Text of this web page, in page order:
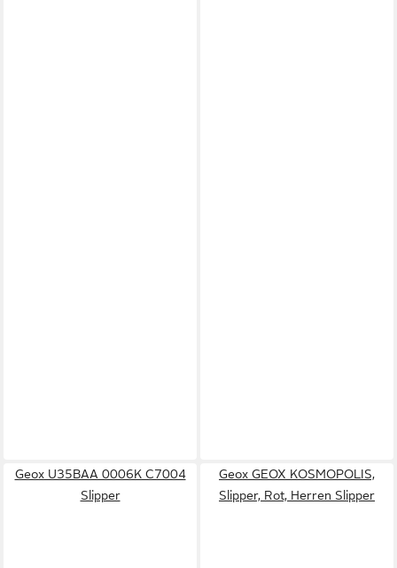
Geox U35BAA 0006K C7004
Slipper
Geox GEOX KOSMOPOLIS,
Slipper, Rot, Herren Slipper